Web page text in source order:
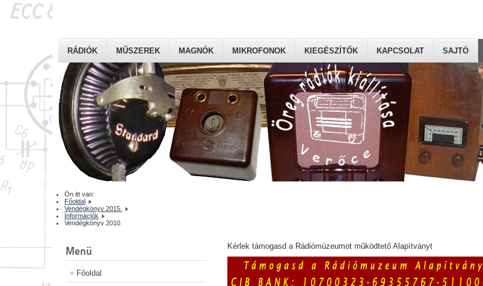
RÁDIÓK MŰSZEREK MAGNÓK MIKROFONOK KIEGÉSZÍTŐK KAPCSOLAT SAJTÓ
Ön itt van:
Főoldal
Vendégkönyv 2015.
Információk
Vendégkönyv 2010.
Menü
Főoldal
Kérlek támogasd a Rádiómúzeumot működtető Alapítványt